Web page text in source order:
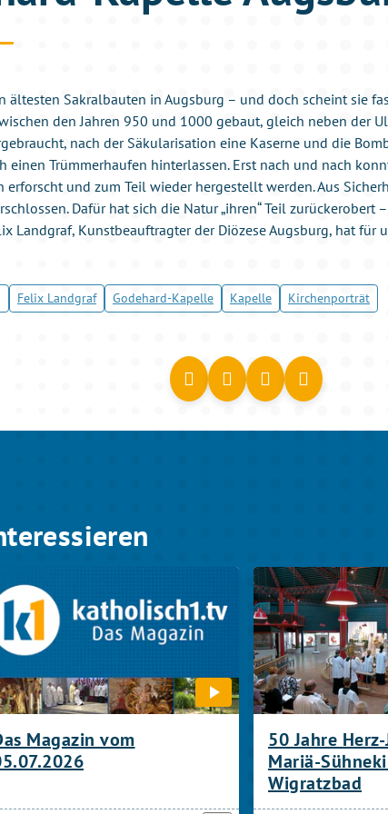
ältesten Sakralbauten in Augsburg – und doch scheint sie
den Jahren 950 und 1000 gebaut, gleich neben der
nach der Säkularisation eine Kaserne und die
einen Trümmerhaufen hinterlassen. Erst nach und nach
erforscht und zum Teil wieder hergestellt werden. Aus
Dafür hat sich die Natur „ihren“ Teil zurückerobert
Landgraf, Kunstbeauftragter der Diözese Augsburg, hat für
Felix Landgraf Godehard-Kapelle Kapelle Kirchenporträt
Magazin vom
50 Jahre
Mariä-
Wigratzbad